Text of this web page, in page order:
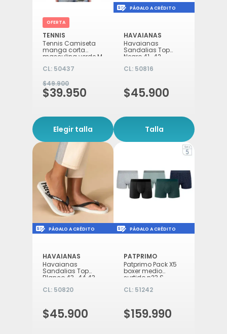
OFERTA
TENNIS
Tennis Camiseta
manga corta
masculina verde M
CL: 50437
$49.900
$39.950
Elegir talla
Icon of money-check-
PÁGALO A CRÉDITO
HAVAIANAS
Havaianas
Sandalias Top
Negro 41_42
CL: 50816
$45.900
Talla
Icon of money-check-dollar-pen
PÁGALO A CRÉDITO
HAVAIANAS
Havaianas
Sandalias Top
Blanco 43_44 43
CL: 50820
$45.900
Icon of money-check-
PÁGALO A CRÉDITO
PATPRIMO
Patprimo Pack X5
boxer medio
surtido n23 S
CL: 51242
$159.990